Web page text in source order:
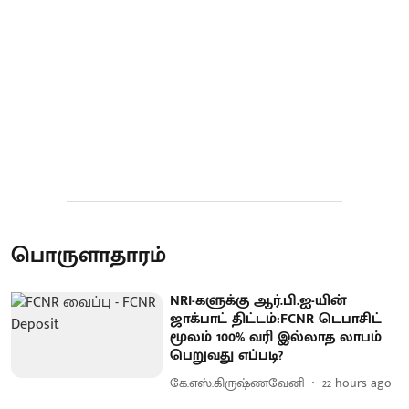
பொருளாதாரம்
NRI-களுக்கு ஆர்.பி.ஐ-யின்
ஜாக்பாட் திட்டம்:FCNR டெபாசிட்
மூலம் 100% வரி இல்லாத லாபம்
பெறுவது எப்படி?
கே.எஸ்.கிருஷ்ணவேனி 22 hours ago